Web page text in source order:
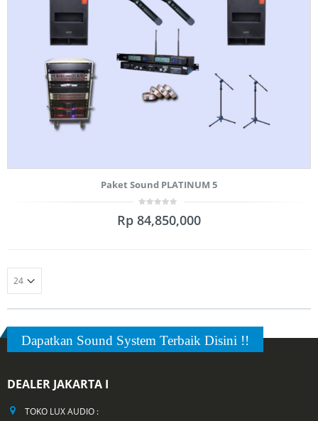
Paket Sound PLATINUM 5
out
Rp 84,850,000
Dapatkan Sound System Terbaik Disini !!
DEALER JAKARTA I
TOKO LUX AUDIO :